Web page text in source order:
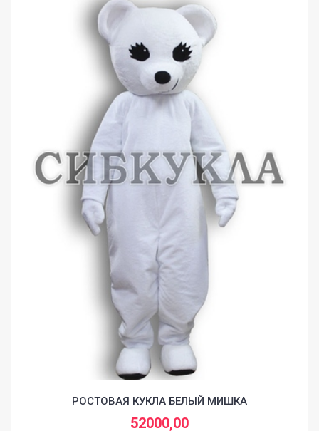
РОСТОВАЯ КУКЛА БЕЛЫЙ МИШКА
52000,00